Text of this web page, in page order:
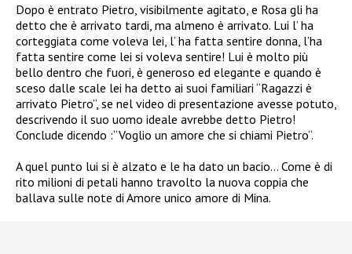
Dopo è entrato Pietro, visibilmente agitato, e Rosa gli ha
detto che è arrivato tardi, ma almeno è arrivato. Lui l’ ha
corteggiata come voleva lei, l’ ha fatta sentire donna, l’ha
fatta sentire come lei si voleva sentire! Lui è molto più
bello dentro che fuori, è generoso ed elegante e quando è
sceso dalle scale lei ha detto ai suoi familiari “Ragazzi è
arrivato Pietro”, se nel video di presentazione avesse potuto,
descrivendo il suo uomo ideale avrebbe detto Pietro!
Conclude dicendo :“Voglio un amore che si chiami Pietro“.
A quel punto lui si è alzato e le ha dato un bacio… Come è di
rito milioni di petali hanno travolto la nuova coppia che
ballava sulle note di Amore unico amore di Mina.